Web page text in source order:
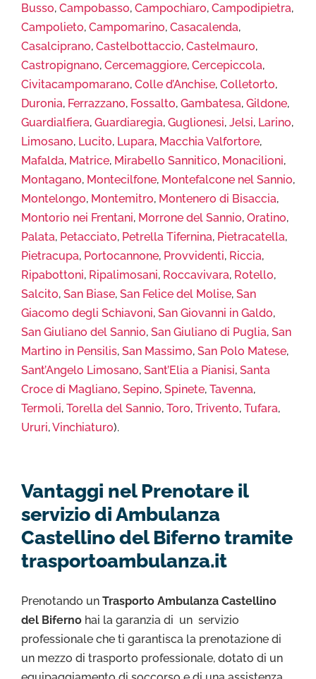
Busso, Campobasso, Campochiaro, Campodipietra,
Campolieto, Campomarino, Casacalenda,
Casalciprano, Castelbottaccio, Castelmauro,
Castropignano, Cercemaggiore, Cercepiccola,
Civitacampomarano, Colle d’Anchise, Colletorto,
Duronia, Ferrazzano, Fossalto, Gambatesa, Gildone,
Guardialfiera, Guardiaregia, Guglionesi, Jelsi, Larino,
Limosano, Lucito, Lupara, Macchia Valfortore,
Mafalda, Matrice, Mirabello Sannitico, Monacilioni,
Montagano, Montecilfone, Montefalcone nel Sannio,
Montelongo, Montemitro, Montenero di Bisaccia,
Montorio nei Frentani, Morrone del Sannio, Oratino,
Palata, Petacciato, Petrella Tifernina, Pietracatella,
Pietracupa, Portocannone, Provvidenti, Riccia,
Ripabottoni, Ripalimosani, Roccavivara, Rotello,
Salcito, San Biase, San Felice del Molise, San
Giacomo degli Schiavoni, San Giovanni in Galdo,
San Giuliano del Sannio, San Giuliano di Puglia, San
Martino in Pensilis, San Massimo, San Polo Matese,
Sant’Angelo Limosano, Sant’Elia a Pianisi, Santa
Croce di Magliano, Sepino, Spinete, Tavenna,
Termoli, Torella del Sannio, Toro, Trivento, Tufara,
Ururi,Vinchiaturo).
Vantaggi nel Prenotare il
servizio di Ambulanza
Castellino del Biferno tramite
trasportoambulanza.it
Prenotando un Trasporto Ambulanza Castellino
del Biferno hai la garanzia di un servizio
professionale che ti garantisca la prenotazione di
un mezzo di trasporto professionale, dotato di un